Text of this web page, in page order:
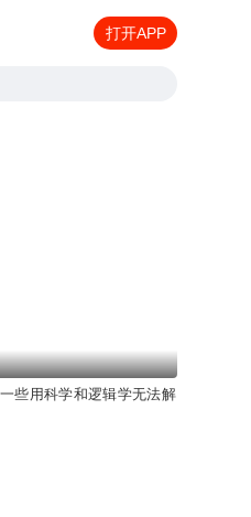
打开APP
些用科学和逻辑学无法解